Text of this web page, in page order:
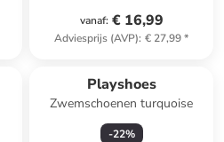
vanaf: € 16,99
Adviesprijs (AVP): € 27,99*
Playshoes
Zwemschoenen turquoise
-22%